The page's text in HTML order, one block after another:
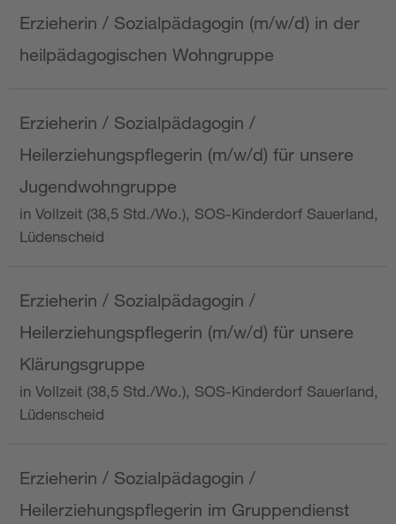
Erzieherin / Sozialpädagogin (m/w/d) in der
heilpädagogischen Wohngruppe
Erzieherin / Sozialpädagogin /
Heilerziehungspflegerin (m/w/d) für unsere
Jugendwohngruppe
in Vollzeit (38,5 Std./Wo.), SOS-Kinderdorf Sauerland,
Lüdenscheid
Erzieherin / Sozialpädagogin /
Heilerziehungspflegerin (m/w/d) für unsere
Klärungsgruppe
in Vollzeit (38,5 Std./Wo.), SOS-Kinderdorf Sauerland,
Lüdenscheid
Erzieherin / Sozialpädagogin /
Heilerziehungspflegerin im Gruppendienst